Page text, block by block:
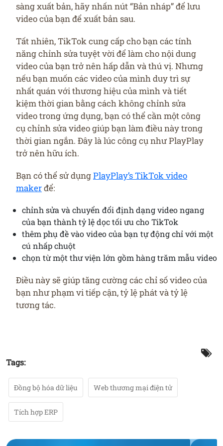
sàng xuất bản, hãy nhấn nút “Bản nháp” để lưu
video của bạn để xuất bản sau.
Tất nhiên, TikTok cung cấp cho bạn các tính
năng chỉnh sửa tuyệt vời để làm cho nội dung
video của bạn trở nên hấp dẫn và thú vị. Nhưng
nếu bạn muốn các video của mình duy trì sự
nhất quán với thương hiệu của mình và tiết
kiệm thời gian bằng cách không chỉnh sửa
video trong ứng dụng, bạn có thể cần một công
cụ chỉnh sửa video giúp bạn làm điều này trong
thời gian ngắn. Đây là lúc công cụ như PlayPlay
trở nên hữu ích.
Bạn có thể sử dụngPlayPlay’s TikTok video
makerđể:
chỉnh sửa và chuyển đổi định dạng video ngang
của bạn thành tỷ lệ dọc tối ưu cho TikTok
thêm phụ đề vào video của bạn tự động chỉ với một
cú nhấp chuột
chọn từ một thư viện lớn gồm hàng trăm mẫu video
Điều này sẽ giúp tăng cường các chỉ số video của
bạn như phạm vi tiếp cận, tỷ lệ phát và tỷ lệ
tương tác.
Tags:
Đồng bộ hóa dữ liệu Web thương mại điện tử
Tích hợp ERP